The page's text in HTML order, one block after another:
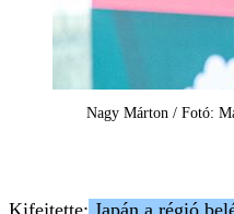
Nagy Márton / Fotó:
Kifejtette: Japán a régió